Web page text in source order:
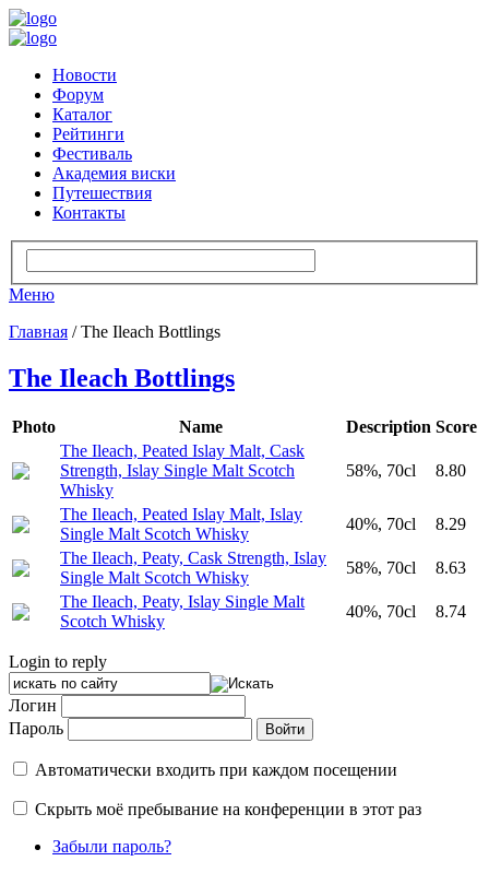
Новости
Форум
Каталог
Рейтинги
Фестиваль
Академия виски
Путешествия
Контакты
Меню
Главная / The Ileach Bottlings
The Ileach Bottlings
Photo Name Description Score
The Ileach, Peated Islay Malt, Cask
Strength, Islay Single Malt Scotch
Whisky
58%, 70cl 8.80
The Ileach, Peated Islay Malt, Islay
Single Malt Scotch Whisky
40%, 70cl
8.29
The Ileach, Peaty, Cask Strength, Islay
Single Malt Scotch Whisky
58%, 70cl
8.63
The Ileach, Peaty, Islay Single Malt
Scotch Whisky
40%, 70cl 8.74
Login to reply
Логин
Пароль
Автоматически входить при каждом посещении
Скрыть моё пребывание на конференции в этот раз
Забыли пароль?